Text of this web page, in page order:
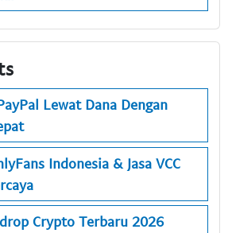
Lewat Dana Dengan
Indonesia & Jasa VCC
Crypto Terbaru 2026